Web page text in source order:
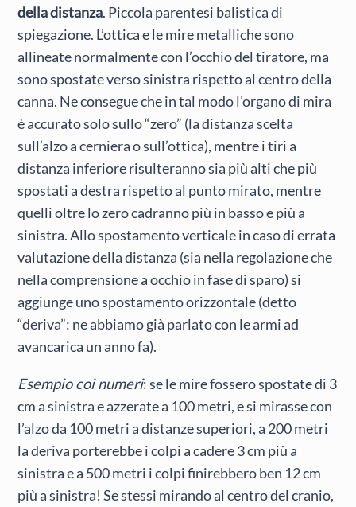
della distanza. Piccola parentesi balistica di
spiegazione. L’ottica e le mire metalliche sono
allineate normalmente con l’occhio del tiratore, ma
sono spostate verso sinistra rispetto al centro della
canna. Ne consegue che in tal modo l’organo di mira
è accurato solo sullo “zero” (la distanza scelta
sull’alzo a cerniera o sull’ottica), mentre i tiri a
distanza inferiore risulteranno sia più alti che più
spostati a destra rispetto al punto mirato, mentre
quelli oltre lo zero cadranno più in basso e più a
sinistra. Allo spostamento verticale in caso di errata
valutazione della distanza (sia nella regolazione che
nella comprensione a occhio in fase di sparo) si
aggiunge uno spostamento orizzontale (detto
“deriva”: ne abbiamo già parlato con le armi ad
avancarica un anno fa).
Esempio coi numeri: se le mire fossero spostate di 3
cm a sinistra e azzerate a 100 metri, e si mirasse con
l’alzo da 100 metri a distanze superiori, a 200 metri
la deriva porterebbe i colpi a cadere 3 cm più a
sinistra e a 500 metri i colpi finirebbero ben 12 cm
più a sinistra! Se stessi mirando al centro del cranio,